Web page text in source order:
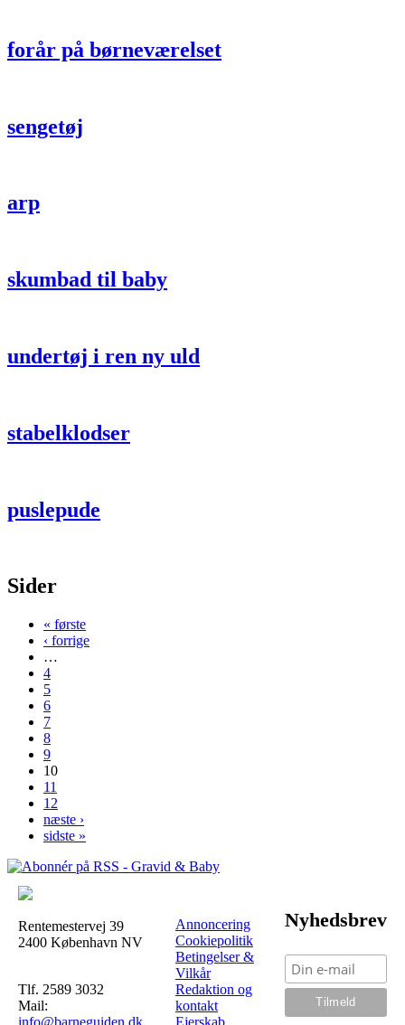
forår på børneværelset
sengetøj
arp
skumbad til baby
undertøj i ren ny uld
stabelklodser
puslepude
Sider
« første
‹ forrige
…
4
5
6
7
8
9
10
11
12
næste ›
sidste »
Rentemestervej 39
2400 København NV
Tlf. 2589 3032
Mail:
Annoncering
Cookiepolitik
Betingelser &
Vilkår
Redaktion og
kontakt
Nyhedsbrev